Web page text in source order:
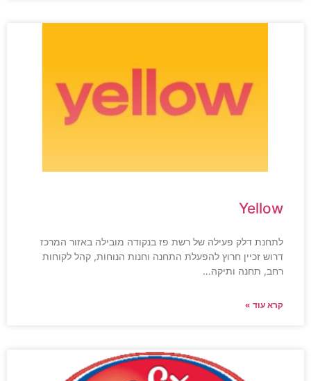
Yellow
לתחנת דלק פעילה של רשת פז בנקודה מובילה באזור המרכז
דרוש זכיין חרוץ להפעלת התחנה וחנות הנוחות, קהל לקוחות
רחב, תחנה ותיקה…
קרא עוד »